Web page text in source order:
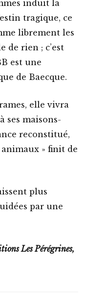
induit la
tragique, ce
librement les
de rien ; c’est
est une
de Baecque.
elle vivra
ses maisons-
reconstitué,
animaux » finit de
plus
par une
Les Pérégrines,